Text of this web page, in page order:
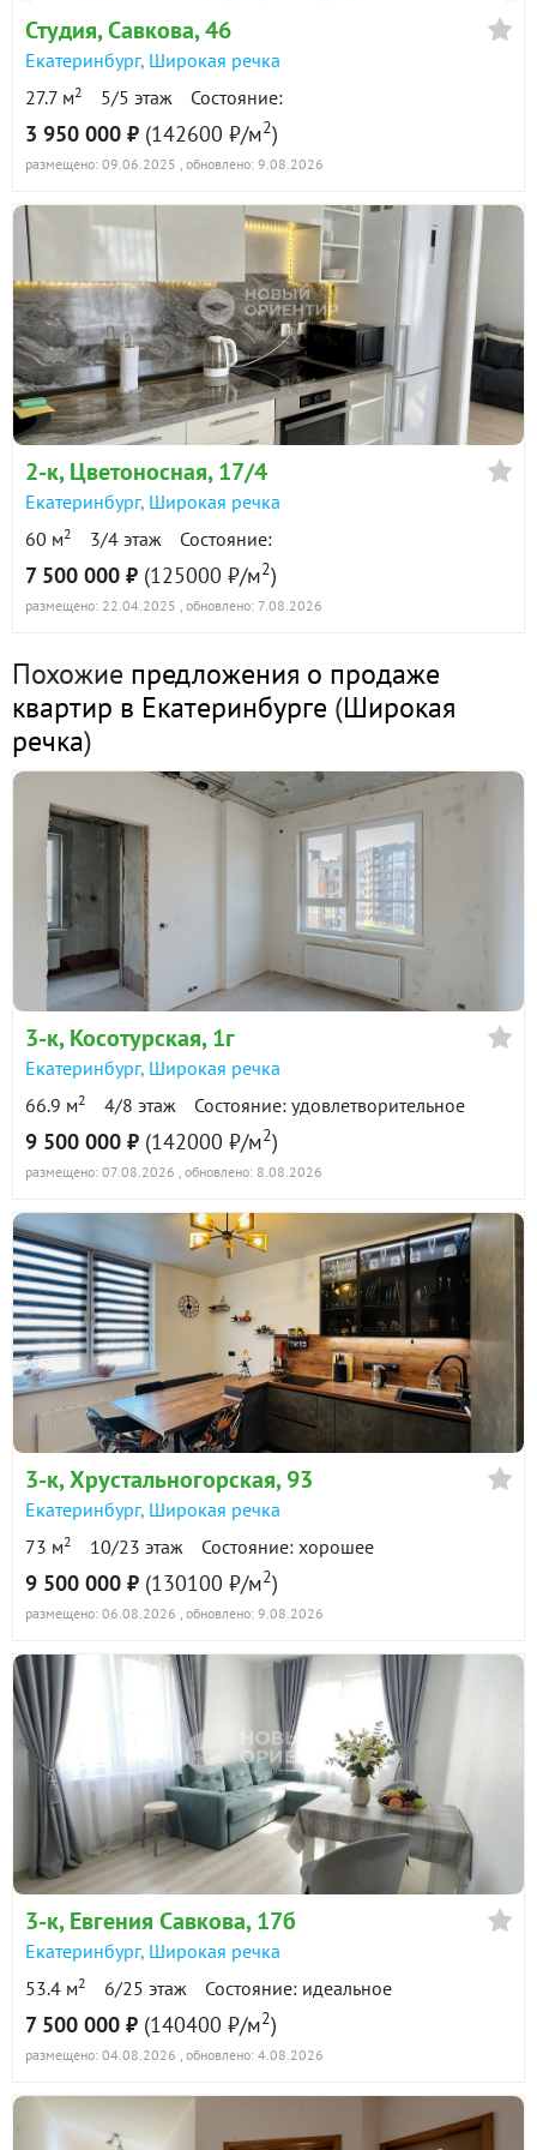
Показать всю историю: 30 предложений →
Студия, Савкова, 46
Екатеринбург, Широкая речка
27.7 м2 5/5 этаж Состояние:
3 950 000 ₽ (142600 ₽/м2)
размещено: 09.06.2025 , обновлено: 9.08.2026
2-к, Цветоносная, 17/4
Екатеринбург, Широкая речка
60 м2 3/4 этаж Состояние:
7 500 000 ₽ (125000 ₽/м2)
размещено: 22.04.2025 , обновлено: 7.08.2026
Похожие предложения о продаже
квартир в Екатеринбурге (Широкая
речка)
3-к, Косотурская, 1г
Екатеринбург, Широкая речка
66.9 м2 4/8 этаж Состояние: удовлетворительное
9 500 000 ₽ (142000 ₽/м2)
размещено: 07.08.2026 , обновлено: 8.08.2026
3-к, Хрустальногорская, 93
Екатеринбург, Широкая речка
73 м2 10/23 этаж Состояние: хорошее
9 500 000 ₽ (130100 ₽/м2)
размещено: 06.08.2026 , обновлено: 9.08.2026
3-к, Евгения Савкова, 17б
Екатеринбург, Широкая речка
53.4 м2 6/25 этаж Состояние: идеальное
7 500 000 ₽ (140400 ₽/м2)
размещено: 04.08.2026 , обновлено: 4.08.2026